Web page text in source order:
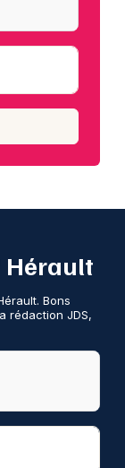
Hérault
Bons
rédaction JDS,